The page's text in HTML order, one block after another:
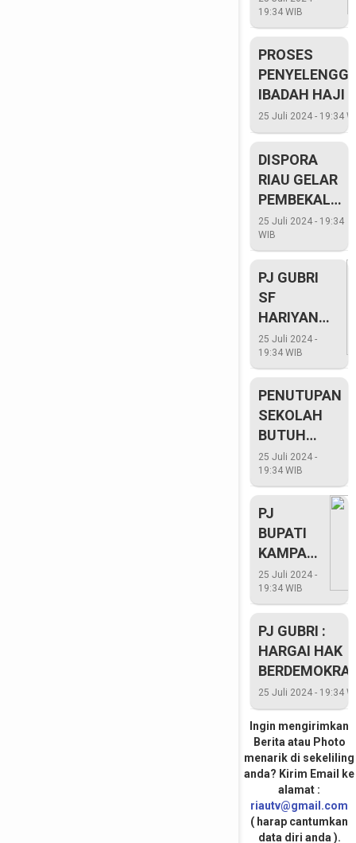
BUJANG
19:34 WIB
PROSES
IBADAH HAJI
PROVINSI
BERJALAN
BAIK
25 Juli 2024 - 19:34
DISPORA
RIAU GELAR
PEMBEKALAN
PESERTA
MAGANG
DAN
VIDEOGRAFI
25 Juli 2024 - 19:34
WIB
PJ GUBRI
SF
HARIYANTO
TANAM
POHON
MUSANG
KING DI
KOMPLEK
RUMAH
DINAS
25 Juli 2024 -
19:34 WIB
PENUTUPAN
SEKOLAH
BUTUH
PROSES
25 Juli 2024 -
19:34 WIB
PJ
BUPATI
KAMPAR
HIMBAU
SELURUH
DUKUNG
PILKADA
2024
25 Juli 2024 -
19:34 WIB
PJ GUBRI :
HARGAI HAK
25 Juli 2024 - 19:34
Ingin mengirimkan
Berita atau Photo
menarik di sekeliling
anda? Kirim Email ke
alamat :
riautv@gmail.com
( harap cantumkan
data diri anda ).